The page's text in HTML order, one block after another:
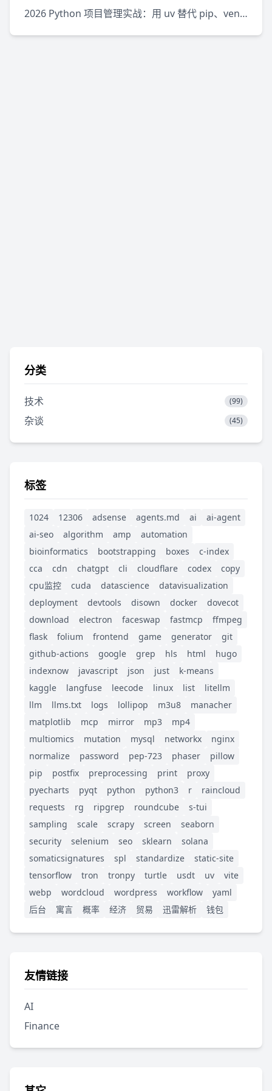
2026 Python 项目管理实战：用 uv 替代 pip、venv 和 pipx
分类
技术 (99)
杂谈 (45)
标签
1024 12306 adsense agents.md ai
ai-agent
ai-seo
algorithm amp
automation
bioinformatics
bootstrapping boxes
c-index
cca
cdn chatgpt cli cloudflare codex
copy
cpu监控
cuda datascience
datavisualization
deployment
devtools disown docker
dovecot
download
electron faceswap fastmcp
ffmpeg
flask
folium frontend game generator
git
github-actions
google grep hls html
hugo
indexnow
javascript json just
k-means
kaggle
langfuse leecode linux list
litellm
llm
llms.txt logs lollipop m3u8
manacher
matplotlib
mcp mirror mp3
mp4
multiomics
mutation mysql networkx
nginx
normalize
password pep-723 phaser
pillow
pip
postfix preprocessing print
proxy
pyecharts
pyqt python python3 r
raincloud
requests
rg ripgrep roundcube
s-tui
sampling
scale scrapy screen
seaborn
security
selenium seo sklearn
solana
somaticsignatures
spl standardize
static-site
tensorflow
tron tronpy turtle usdt uv
vite
webp
wordcloud wordpress workflow
yaml
后台
寓言 概率 经济 贸易 迅雷解析 钱包
友情链接
AI
Finance